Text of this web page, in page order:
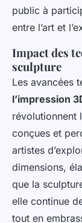
public à
entre l’art et
Impact des
sculpture
Les avancées
l’impression
révolutionnent
conçues et
artistes
dimensions,
que la
elle continue
tout en